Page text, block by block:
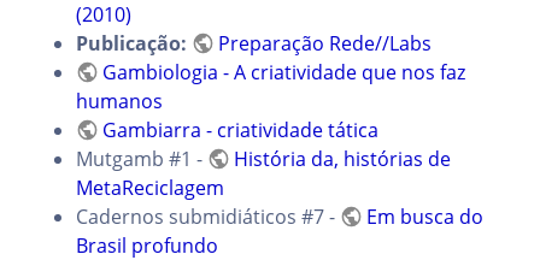
(2010)
Publicação:
Preparação Rede//Labs
Gambiologia - A criatividade que nos faz
humanos
Gambiarra - criatividade tática
Mutgamb #1 -
História da, histórias de
MetaReciclagem
Cadernos submidiáticos #7 -
Em busca do
Brasil profundo